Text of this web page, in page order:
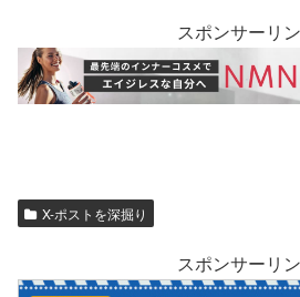
スポンサーリ
X-ポストを深掘り
スポンサーリ